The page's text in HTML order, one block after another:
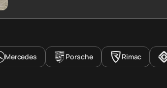
Mercedes Porsche Rimac